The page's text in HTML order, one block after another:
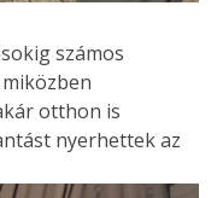
számos
otthon is
nyerhettek az